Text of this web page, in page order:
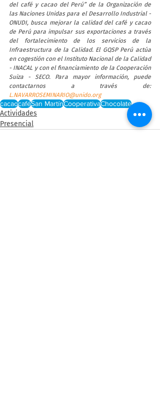
del café y cacao del Perú” de la Organización de
las Naciones Unidas para el Desarrollo Industrial -
ONUDI, busca mejorar la calidad del café y cacao
de Perú para impulsar sus exportaciones a través
del fortalecimiento de los servicios de la
Infraestructura de la Calidad. El GQSP Perú actúa
en cogestión con el Instituto Nacional de la Calidad
- INACAL y con el financiamiento de la Cooperación
Suiza - SECO. Para mayor información, puede
contactarnos a través de:
L.NAVARROSEMINARIO@unido.org
cacaocaféSan MartínCooperativaChocolate
Actividades
Presencial